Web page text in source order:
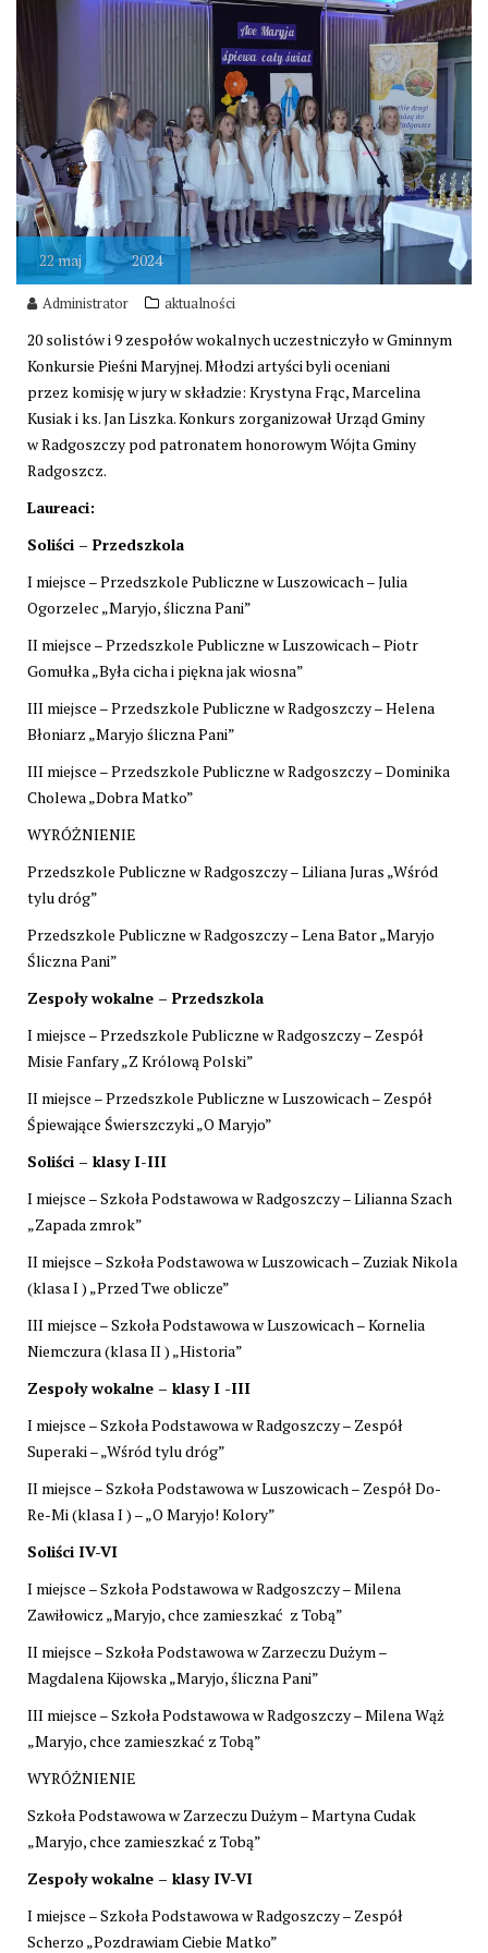
22maj 2024
Administrator aktualności
20 solistów i 9 zespołów wokalnych uczestniczyło w Gminnym
Konkursie Pieśni Maryjnej. Młodzi artyści byli oceniani
przez komisję w jury w składzie: Krystyna Frąc, Marcelina
Kusiak i ks. Jan Liszka. Konkurs zorganizował Urząd Gminy
w Radgoszczy pod patronatem honorowym Wójta Gminy
Radgoszcz.
Laureaci:
Soliści – Przedszkola
I miejsce – Przedszkole Publiczne w Luszowicach – Julia
Ogorzelec „Maryjo, śliczna Pani”
II miejsce – Przedszkole Publiczne w Luszowicach – Piotr
Gomułka „Była cicha i piękna jak wiosna”
III miejsce – Przedszkole Publiczne w Radgoszczy – Helena
Błoniarz „Maryjo śliczna Pani”
III miejsce – Przedszkole Publiczne w Radgoszczy – Dominika
Cholewa „Dobra Matko”
WYRÓŻNIENIE
Przedszkole Publiczne w Radgoszczy – Liliana Juras „Wśród
tylu dróg”
Przedszkole Publiczne w Radgoszczy – Lena Bator „Maryjo
Śliczna Pani”
Zespoły wokalne – Przedszkola
I miejsce – Przedszkole Publiczne w Radgoszczy – Zespół
Misie Fanfary „Z Królową Polski”
II miejsce – Przedszkole Publiczne w Luszowicach – Zespół
Śpiewające Świerszczyki „O Maryjo”
Soliści – klasy I-III
I miejsce – Szkoła Podstawowa w Radgoszczy – Lilianna Szach
„Zapada zmrok”
II miejsce – Szkoła Podstawowa w Luszowicach – Zuziak Nikola
(klasa I ) „Przed Twe oblicze”
III miejsce – Szkoła Podstawowa w Luszowicach – Kornelia
Niemczura (klasa II ) „Historia”
Zespoły wokalne – klasy I -III
I miejsce – Szkoła Podstawowa w Radgoszczy – Zespół
Superaki – „Wśród tylu dróg”
II miejsce – Szkoła Podstawowa w Luszowicach – Zespół Do-
Re-Mi (klasa I ) – „O Maryjo! Kolory”
Soliści IV-VI
I miejsce – Szkoła Podstawowa w Radgoszczy – Milena
Zawiłowicz „Maryjo, chce zamieszkać z Tobą”
II miejsce – Szkoła Podstawowa w Zarzeczu Dużym –
Magdalena Kijowska „Maryjo, śliczna Pani”
III miejsce – Szkoła Podstawowa w Radgoszczy – Milena Wąż
„Maryjo, chce zamieszkać z Tobą”
WYRÓŻNIENIE
Szkoła Podstawowa w Zarzeczu Dużym – Martyna Cudak
„Maryjo, chce zamieszkać z Tobą”
Zespoły wokalne – klasy IV-VI
I miejsce – Szkoła Podstawowa w Radgoszczy – Zespół
Scherzo „Pozdrawiam Ciebie Matko”